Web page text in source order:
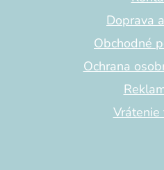
Doprava
Obchodné
Ochrana
Vrátenie